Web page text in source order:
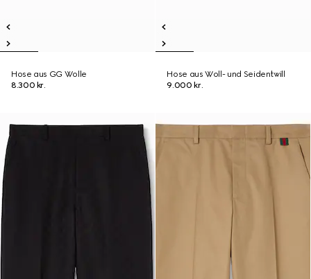
Hose aus GG Wolle
8.300 kr.
Hose aus Woll- und Seidentwill
9.000 kr.